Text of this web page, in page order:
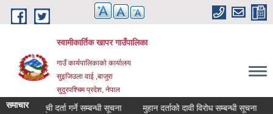
Skip to main content
स्वामीकार्तिक खापर गाउँपालिका
गाउँ कार्यपालिकाकाे कार्यालय
सुइजिउला वाई ,बाजुरा
सुदुरपश्चिम प्रदेश, नेपाल
समाचार
माैजुदा सूची दर्ता गर्ने सम्बन्धी सूचना मुहान दर्ताको दावी विरोध सम्बन्धी सूचना